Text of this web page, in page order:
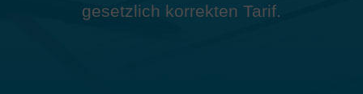
gesetzlich korrekten Tarif.